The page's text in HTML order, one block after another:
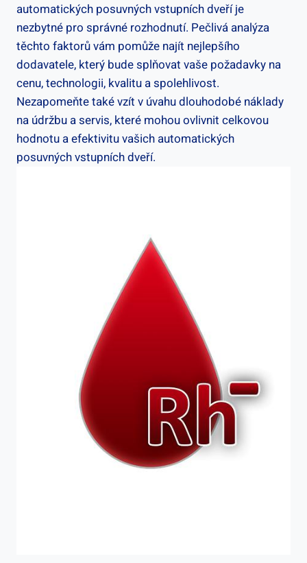
automatických⁢ posuvných vstupních ⁢dveří je
⁢nezbytné pro ‍správné rozhodnutí. Pečlivá analýza
těchto faktorů vám pomůže najít‌ nejlepšího⁤
dodavatele, který ⁢bude splňovat vaše požadavky‌ na​
cenu, technologii, kvalitu a spolehlivost.
Nezapomeňte také vzít v úvahu dlouhodobé náklady
na údržbu a⁤ servis, které mohou ovlivnit celkovou
hodnotu ⁤a efektivitu vašich automatických
posuvných vstupních ⁤dveří.